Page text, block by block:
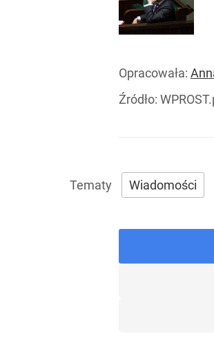
Opracowała:
Źródło:
Wiadomości